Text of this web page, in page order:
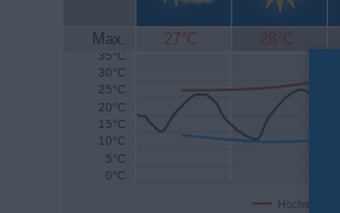
Max. 27°C 28°C
0°C
5°C
10°C
15°C
20°C
25°C
30°C
35°C